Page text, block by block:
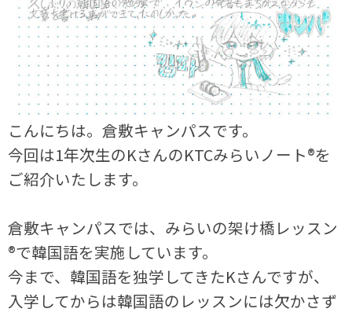
こんにちは。倉敷キャンパスです。
今回は1年次生のKさんのKTCみらいノート®を
ご紹介いたします。
倉敷キャンパスでは、みらいの架け橋レッスン
®で韓国語を実施しています。
今まで、韓国語を独学してきたKさんですが、
入学してからは韓国語のレッスンには欠かさず